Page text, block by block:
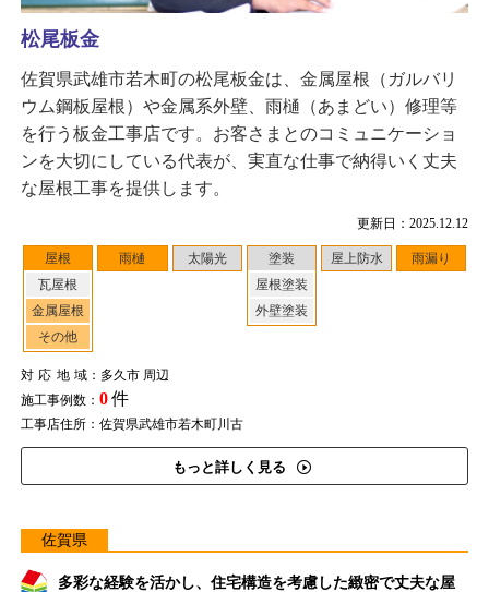
更新日：2025.12.12
屋根
瓦屋根
金属屋根
その他
雨樋 太陽光
塗装
屋根塗装
外壁塗装
屋上防水 雨漏り
対応地域：多久市 周辺
施工事例数： 0件
工事店住所：佐賀県武雄市若木町川古
もっと詳しく見る
松尾板金
佐賀県武雄市若木町の松尾板金は、金属屋根（ガルバリ
ウム鋼板屋根）や金属系外壁、雨樋（あまどい）修理等
を行う板金工事店です。お客さまとのコミュニケーショ
ンを大切にしている代表が、実直な仕事で納得いく丈夫
な屋根工事を提供します。
佐賀県
多彩な経験を活かし、住宅構造を考慮した緻密で丈夫な屋